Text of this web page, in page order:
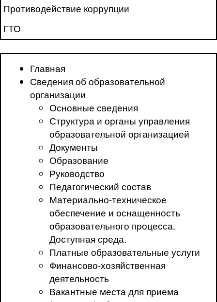
Противодействие коррупции
ГТО
Главная
Сведения об образовательной
организации
Основные сведения
Структура и органы управления
образовательной организацией
Документы
Образование
Руководство
Педагогический состав
Материально-техническое
обеспечение и оснащенность
образовательного процесса.
Доступная среда.
Платные образовательные услуги
Финансово-хозяйственная
деятельность
Вакантные места для приема